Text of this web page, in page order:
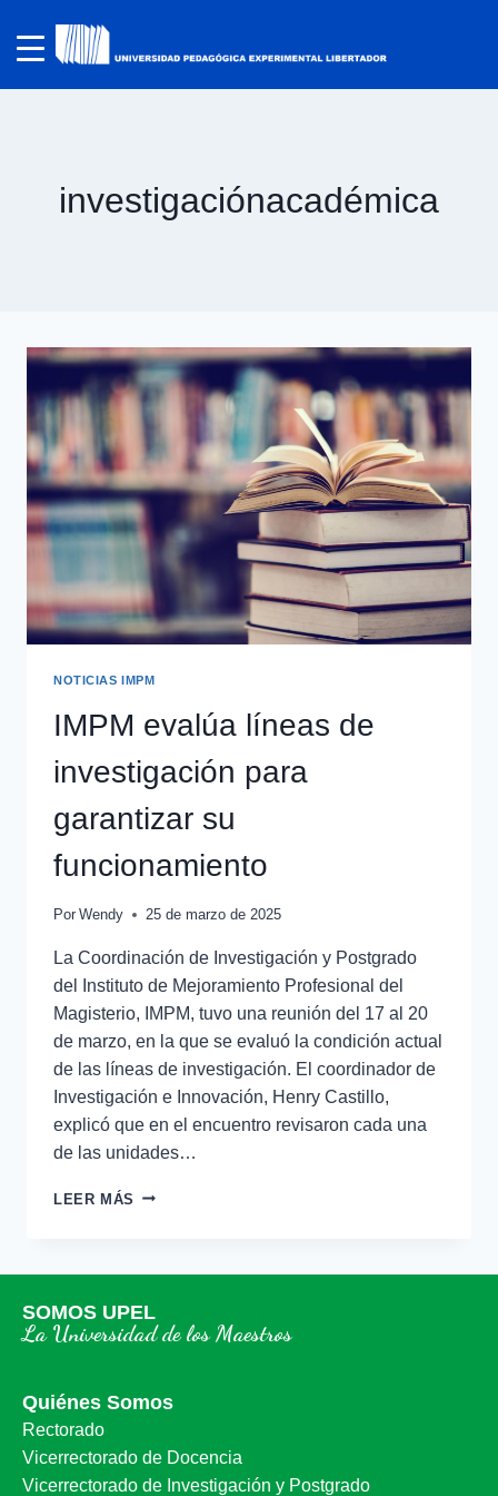
investigaciónacadémica
NOTICIAS IMPM
IMPM evalúa líneas de
investigación para
garantizar su
funcionamiento
Por Wendy 25 de marzo de 2025
La Coordinación de Investigación y Postgrado
del Instituto de Mejoramiento Profesional del
Magisterio, IMPM, tuvo una reunión del 17 al 20
de marzo, en la que se evaluó la condición actual
de las líneas de investigación. El coordinador de
Investigación e Innovación, Henry Castillo,
explicó que en el encuentro revisaron cada una
de las unidades…
LEER MÁS
SOMOS UPEL
La Universidad de los Maestros
Quiénes Somos
Rectorado
Vicerrectorado de Docencia
Vicerrectorado de Investigación y Postgrado